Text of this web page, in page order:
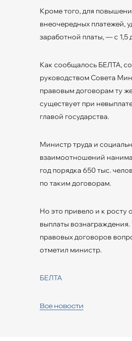
Кроме того, для
внеочередных платежей,
заработной платы, — с
Как сообщалось БЕЛТА,
руководством Совета
правовым договорам ту
существует при
главой государства.
Министр труда и
взаимоотношений
год порядка 650 тыс.
по таким договорам.
Но это привело и к росту
выплаты
правовых договоров
отметил министр.
БЕЛТА
Все новости